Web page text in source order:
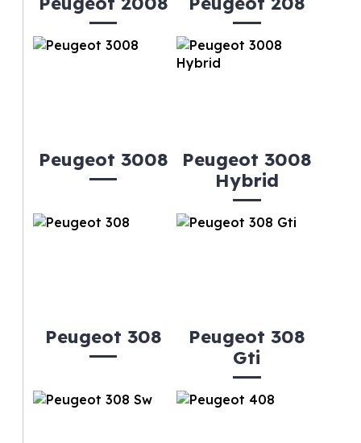
Peugeot 3008
Peugeot 3008
Hybrid
Peugeot 308
Peugeot 308
Gti